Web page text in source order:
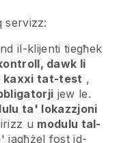
servizz:
il-klijenti tiegħek
dawk li
kaxxi tat-test ,
jew le.
ta' lokazzjoni
u modulu tal-
jagħżel fost id-